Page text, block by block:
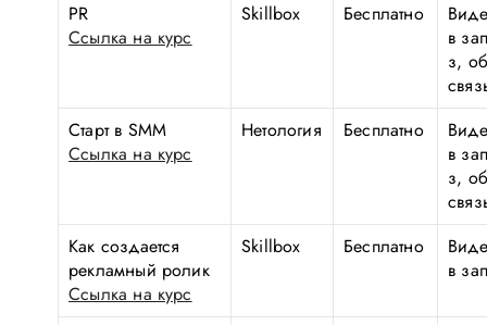
PR
Ссылка на курс
Skillbox Бесплатно
в
з,
Старт в SMM
Ссылка на курс
Нетология Бесплатно
в
з,
Как создается
рекламный ролик
Ссылка на курс
Skillbox Бесплатно
в